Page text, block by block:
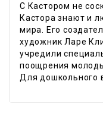
С Кастором не
Кастора знают и
мира. Его
художник Ларе
учредили
поощрения
Для дошкольного